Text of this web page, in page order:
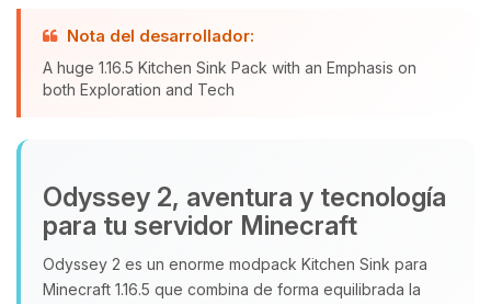
Nota del desarrollador:
A huge 1.16.5 Kitchen Sink Pack with an Emphasis on
both Exploration and Tech
Odyssey 2, aventura y tecnología
para tu servidor Minecraft
Odyssey 2 es un enorme modpack Kitchen Sink para
Minecraft 1.16.5 que combina de forma equilibrada la
Yupi, por fin alguien con quien
hablar! Soy Choupy, tu pequeno
08/08/2026 04:01